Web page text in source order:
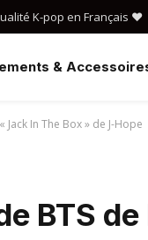
K-pop en Français ❤️
&
In The Box » de J-Hope
BTS de